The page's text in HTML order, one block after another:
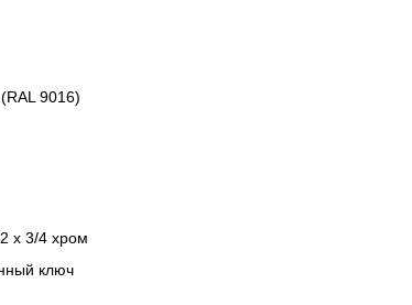
9016)
х 3/4 хром
ключ